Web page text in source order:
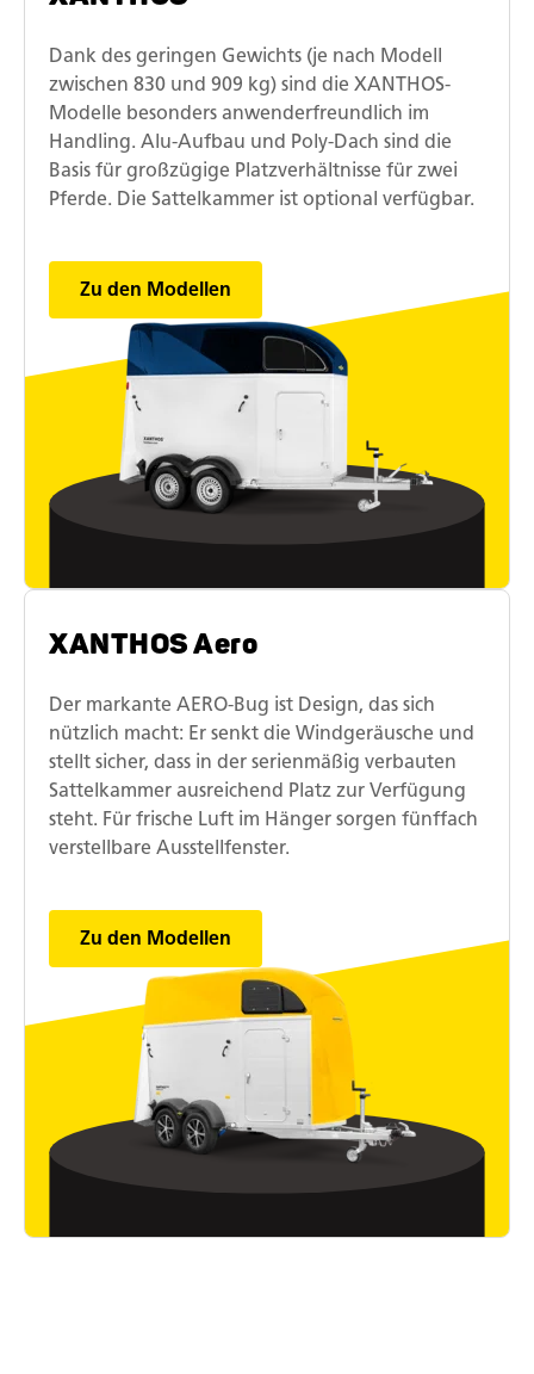
Dank des geringen Gewichts (je nach Modell
zwischen 830 und 909 kg) sind die XANTHOS-
Modelle besonders anwenderfreundlich im
Handling. Alu-Aufbau und Poly-Dach sind die
Basis für großzügige Platzverhältnisse für zwei
Pferde. Die Sattelkammer ist optional verfügbar.
Zu den Modellen
XANTHOS Aero
Der markante AERO-Bug ist Design, das sich
nützlich macht: Er senkt die Windgeräusche und
stellt sicher, dass in der serienmäßig verbauten
Sattelkammer ausreichend Platz zur Verfügung
steht. Für frische Luft im Hänger sorgen fünffach
verstellbare Ausstellfenster.
Zu den Modellen